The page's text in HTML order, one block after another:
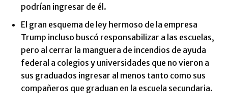
podrían ingresar de él.
El gran esquema de ley hermoso de la empresa
Trump incluso buscó responsabilizar a las escuelas,
pero al cerrar la manguera de incendios de ayuda
federal a colegios y universidades que no vieron a
sus graduados ingresar al menos tanto como sus
compañeros que graduan en la escuela secundaria.